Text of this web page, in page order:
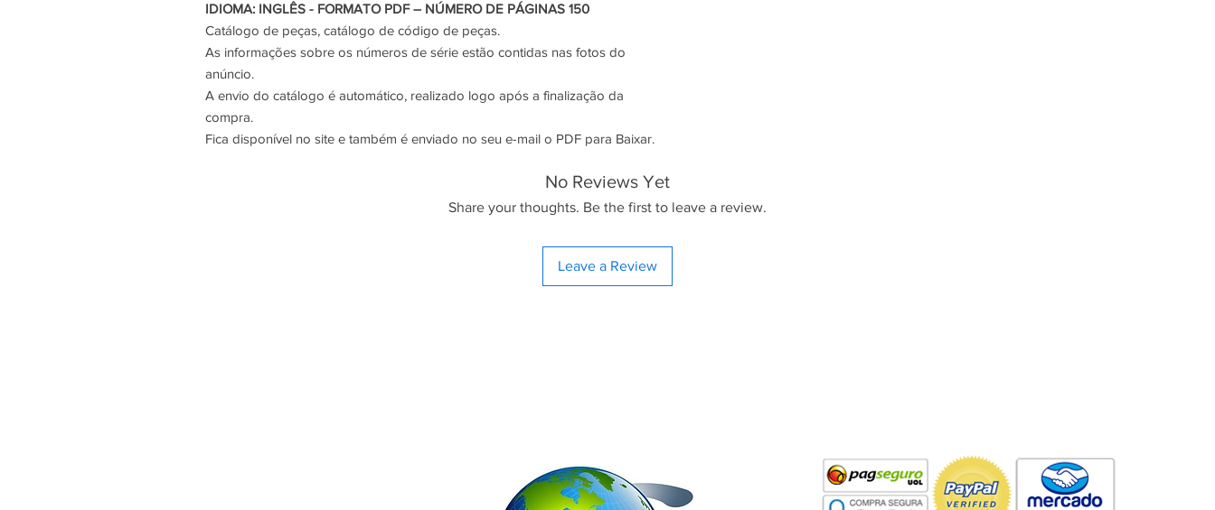
IDIOMA: INGLÊS - FORMATO PDF – NÚMERO DE PÁGINAS 150
Catálogo de peças, catálogo de código de peças.
As informações sobre os números de série estão contidas nas fotos do
anúncio.
A envio do catálogo é automático, realizado logo após a finalização da
compra.
Fica disponível no site e também é enviado no seu e-mail o PDF para Baixar.
No Reviews Yet
Share your thoughts. Be the first to leave a review.
Leave a Review